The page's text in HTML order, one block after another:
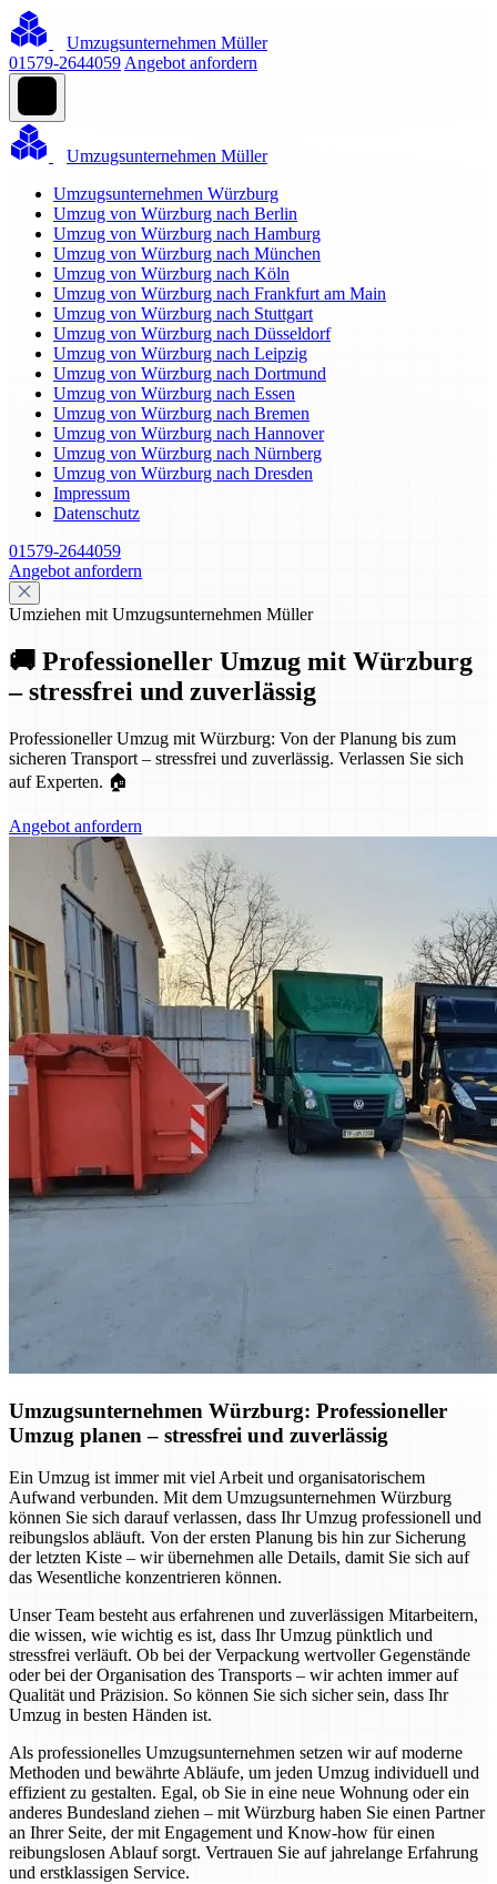
Umzugsunternehmen Müller
01579-2644059 Angebot anfordern
Umzugsunternehmen Müller
Umzugsunternehmen Würzburg
Umzug von Würzburg nach Berlin
Umzug von Würzburg nach Hamburg
Umzug von Würzburg nach München
Umzug von Würzburg nach Köln
Umzug von Würzburg nach Frankfurt am Main
Umzug von Würzburg nach Stuttgart
Umzug von Würzburg nach Düsseldorf
Umzug von Würzburg nach Leipzig
Umzug von Würzburg nach Dortmund
Umzug von Würzburg nach Essen
Umzug von Würzburg nach Bremen
Umzug von Würzburg nach Hannover
Umzug von Würzburg nach Nürnberg
Umzug von Würzburg nach Dresden
Impressum
Datenschutz
01579-2644059
Angebot anfordern
Umziehen mit Umzugsunternehmen Müller
🚚 Professioneller Umzug mit Würzburg
– stressfrei und zuverlässig
Professioneller Umzug mit Würzburg: Von der Planung bis zum
sicheren Transport – stressfrei und zuverlässig. Verlassen Sie sich
auf Experten. 🏠
Angebot anfordern
Umzugsunternehmen Würzburg: Professioneller
Umzug planen – stressfrei und zuverlässig
Ein Umzug ist immer mit viel Arbeit und organisatorischem
Aufwand verbunden. Mit dem Umzugsunternehmen Würzburg
können Sie sich darauf verlassen, dass Ihr Umzug professionell und
reibungslos abläuft. Von der ersten Planung bis hin zur Sicherung
der letzten Kiste – wir übernehmen alle Details, damit Sie sich auf
das Wesentliche konzentrieren können.
Unser Team besteht aus erfahrenen und zuverlässigen Mitarbeitern,
die wissen, wie wichtig es ist, dass Ihr Umzug pünktlich und
stressfrei verläuft. Ob bei der Verpackung wertvoller Gegenstände
oder bei der Organisation des Transports – wir achten immer auf
Qualität und Präzision. So können Sie sich sicher sein, dass Ihr
Umzug in besten Händen ist.
Als professionelles Umzugsunternehmen setzen wir auf moderne
Methoden und bewährte Abläufe, um jeden Umzug individuell und
effizient zu gestalten. Egal, ob Sie in eine neue Wohnung oder ein
anderes Bundesland ziehen – mit Würzburg haben Sie einen Partner
an Ihrer Seite, der mit Engagement und Know-how für einen
reibungslosen Ablauf sorgt. Vertrauen Sie auf jahrelange Erfahrung
und erstklassigen Service.